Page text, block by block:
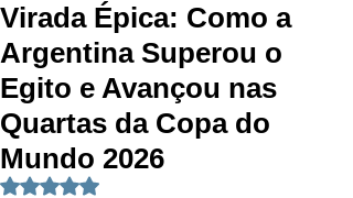
Virada Épica: Como a
Argentina Superou o
Egito e Avançou nas
Quartas da Copa do
Mundo 2026
Avaliado com NaN de 5 estrelas.